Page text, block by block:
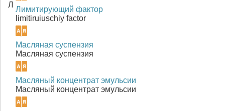
Л
Лимитирующий фактор
limitiruiuschiy factor
Масляная суспензия
Масляная суспензия
Масляный концентрат эмульсии
Масляный концентрат эмульсии